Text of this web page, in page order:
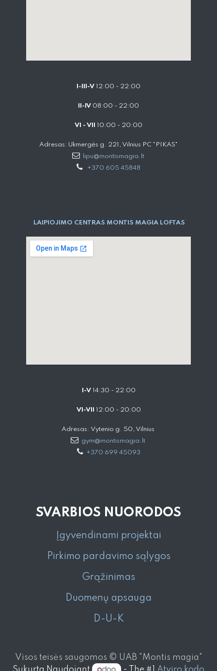
I-III-V 12:00 - 22:00
II-IV 08:00 - 22:00
VI - VII 10:00 - 20:00
Adresas: Ukmergės g. 221, Vilnius PC "PIKAS"
lipu@montismagia.lt
+370 605 45848
LAIPIOJIMO CENTRAS MONTIS MAGIA LOFTAS
I-V14:30 - 22:00
VI-VII 12:00 - 20:00
Adresas: Vytenio g. 50, Vilnius
gym@montismagia.lt
+370 699 45093
SVARBIOS NUORODOS
Įgyvendinami projektai
Pirkimo pardavimo sąlygos
Grąžinimas
Duomenų apsauga
D-U-K
Visos teisės saugomos © UAB "Montis magia"